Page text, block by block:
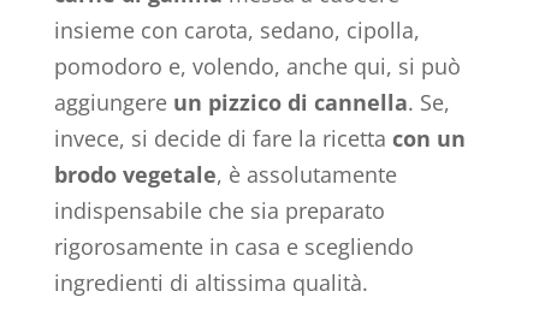
insieme con carota, sedano, cipolla,
pomodoro e, volendo, anche qui, si può
aggiungere un pizzico di cannella. Se,
invece, si decide di fare la ricetta con un
brodo vegetale, è assolutamente
indispensabile che sia preparato
rigorosamente in casa e scegliendo
ingredienti di altissima qualità.